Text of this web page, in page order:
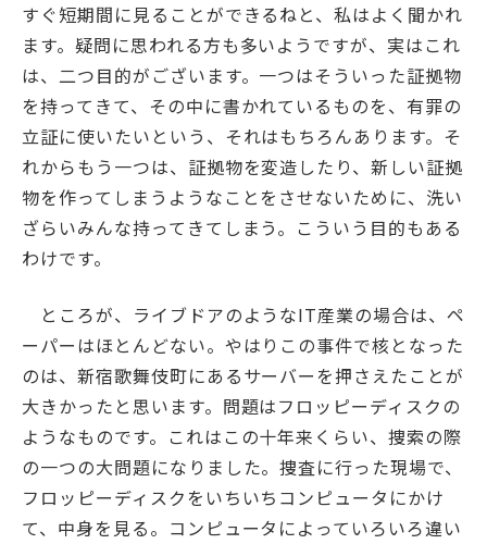
すぐ短期間に見ることができるねと、私はよく聞かれ
ます。疑問に思われる方も多いようですが、実はこれ
は、二つ目的がございます。一つはそういった証拠物
を持ってきて、その中に書かれているものを、有罪の
立証に使いたいという、それはもちろんあります。そ
れからもう一つは、証拠物を変造したり、新しい証拠
物を作ってしまうようなことをさせないために、洗い
ざらいみんな持ってきてしまう。こういう目的もある
わけです。
ところが、ライブドアのようなIT産業の場合は、ペ
ーパーはほとんどない。やはりこの事件で核となった
のは、新宿歌舞伎町にあるサーバーを押さえたことが
大きかったと思います。問題はフロッピーディスクの
ようなものです。これはこの十年来くらい、捜索の際
の一つの大問題になりました。捜査に行った現場で、
フロッピーディスクをいちいちコンピュータにかけ
て、中身を見る。コンピュータによっていろいろ違い